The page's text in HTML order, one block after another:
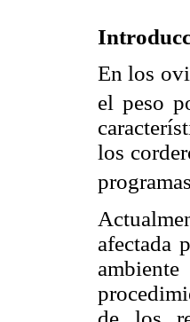
En los
el peso
los
afectada